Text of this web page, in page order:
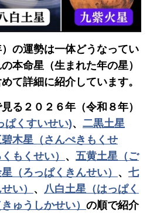
の運勢は一体どうなってい
本命星（生まれた年の星）
て詳細に紹介しています。
る２０２６年（令和８年）
ぱくすいせい)、 二黒土星
碧木星（さんぺきもくせ
もくせい） 、 五黄土星（ご
（ろっぱくきんせい） 、 七
い） 、 八白土星（はっぱく
ゅうしかせい） の順で紹介